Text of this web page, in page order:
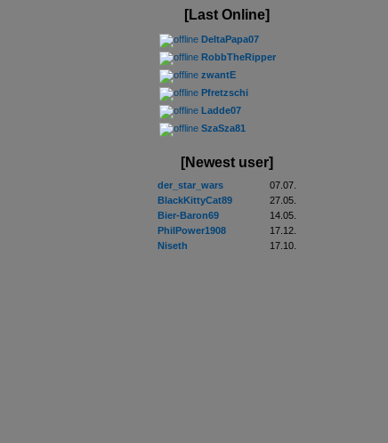
[Last Online]
DeltaPapa07
RobbTheRipper
zwantE
Pfretzschi
Ladde07
SzaSza81
[Newest user]
der_star_wars
07.07.
BlackKittyCat89
27.05.
Bier-Baron69
14.05.
PhilPower1908
17.12.
Niseth
17.10.